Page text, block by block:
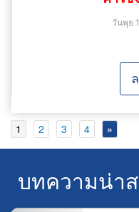
วันพุธ
1 2 3 4 »
บทความน่า